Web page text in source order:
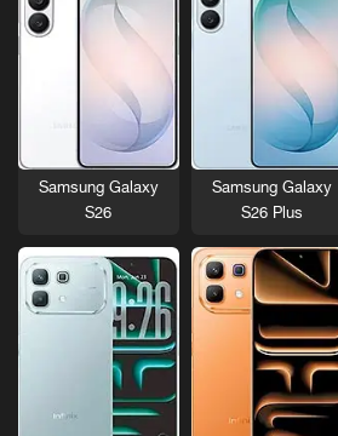
Samsung Galaxy
S26 Plus
Samsung Galaxy
S26